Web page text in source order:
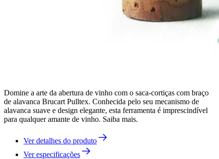
Domine a arte da abertura de vinho com o saca-cortiças com braço
de alavanca Brucart Pulltex. Conhecida pelo seu mecanismo de
alavanca suave e design elegante, esta ferramenta é imprescindível
para qualquer amante de vinho. Saiba mais.
Ver detalhes do produto
Ver especificações